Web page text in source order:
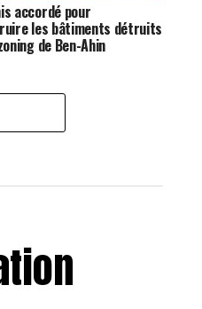
accordé pour
les bâtiments détruits
de Ben-Ahin